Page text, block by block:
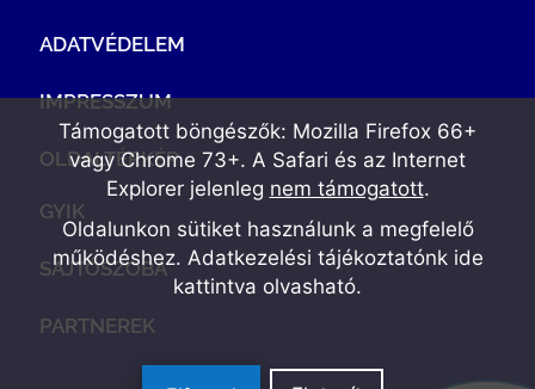
ADATVÉDELEM
IMPRESSZUM
OLDALTÉRKÉP
GYIK
SAJTÓSZOBA
PARTNEREK
Támogatott böngészők: Mozilla Firefox 66+
vagy Chrome 73+. A Safari és az Internet
Explorer jelenleg nem támogatott.
Oldalunkon sütiket használunk a megfelelő
működéshez. Adatkezelési tájékoztatónk ide
kattintva olvasható.